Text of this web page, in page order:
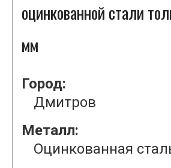
оцинкованной стали
мм
Город:
Дмитров
Металл:
Оцинкованная